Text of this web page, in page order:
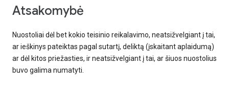
Atsakomybė
Nuostoliai dėl bet kokio teisinio reikalavimo, neatsižvelgiant į tai,
ar ieškinys pateiktas pagal sutartį, deliktą (įskaitant aplaidumą)
ar dėl kitos priežasties, ir neatsižvelgiant į tai, ar šiuos nuostolius
buvo galima numatyti.